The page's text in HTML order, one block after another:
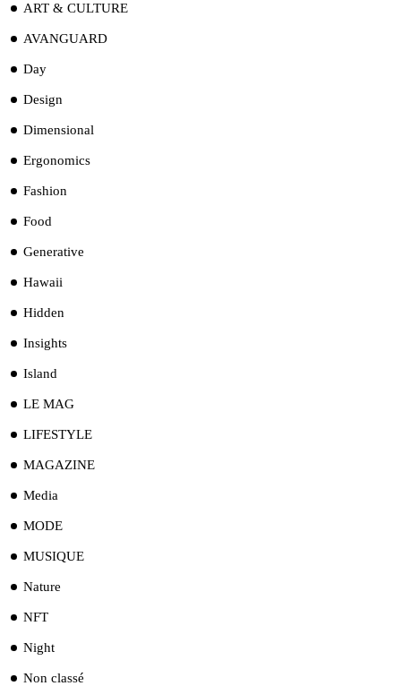
ART & CULTURE
AVANGUARD
Day
Design
Dimensional
Ergonomics
Fashion
Food
Generative
Hawaii
Hidden
Insights
Island
LE MAG
LIFESTYLE
MAGAZINE
Media
MODE
MUSIQUE
Nature
NFT
Night
Non classé